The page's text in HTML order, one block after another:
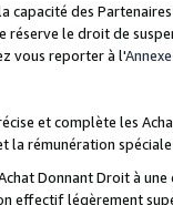
des
le droit de
vous reporter à l'Annexe
et complète les
rémunération spéciale
Donnant Droit à
effectif légèrement